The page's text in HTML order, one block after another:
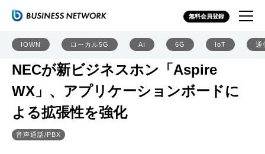
無料会員登録
IOWN ローカル5G AI 6G IoT 通
NECが新ビジネスホン「Aspire
WX」、アプリケーションボードに
よる拡張性を強化
音声通話/PBX